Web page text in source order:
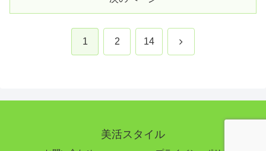
1 2 14 次
美活スタイル